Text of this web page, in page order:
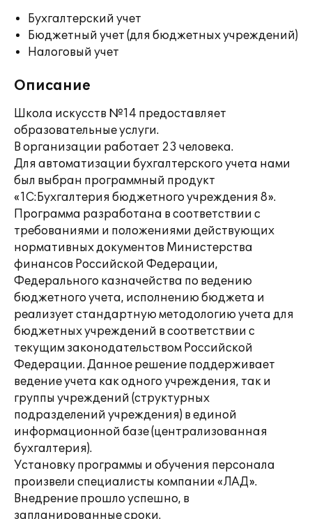
Бухгалтерский учет
Бюджетный учет (для бюджетных учреждений)
Налоговый учет
Описание
Школа искусств №14 предоставляет
образовательные услуги.
В организации работает 23 человека.
Для автоматизации бухгалтерского учета нами
был выбран программный продукт
«1С:Бухгалтерия бюджетного учреждения 8».
Программа разработана в соответствии с
требованиями и положениями действующих
нормативных документов Министерства
финансов Российской Федерации,
Федерального казначейства по ведению
бюджетного учета, исполнению бюджета и
реализует стандартную методологию учета для
бюджетных учреждений в соответствии с
текущим законодательством Российской
Федерации. Данное решение поддерживает
ведение учета как одного учреждения, так и
группы учреждений (структурных
подразделений учреждения) в единой
информационной базе (централизованная
бухгалтерия).
Установку программы и обучения персонала
произвели специалисты компании «ЛАД».
Внедрение прошло успешно, в
запланированные сроки.